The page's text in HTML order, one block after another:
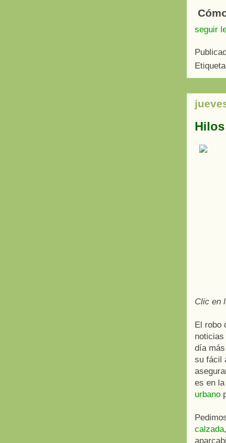
seguir
Clic en
El robo
día
su fácil
es en
urbano
calzada